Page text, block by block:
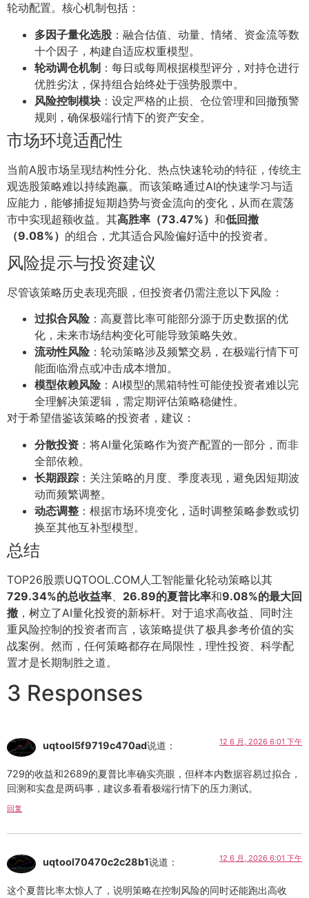
轮动配置。核心机制包括：
多因子量化选股 ：融合估值、动量、情绪、资金流等数
十个因子，构建自适应权重模型。
轮动调仓机制 ：每日或每周根据模型评分，对持仓进行
优胜劣汰，保持组合始终处于强势股票中。
风险控制模块 ：设定严格的止损、仓位管理和回撤预警
规则，确保极端行情下的资产安全。
市场环境适配性
当前A股市场呈现结构性分化、热点快速轮动的特征，传统主
观选股策略难以持续跑赢。而该策略通过AI的快速学习与适
应能力，能够捕捉短期趋势与资金流向的变化，从而在震荡
市中实现超额收益。其高胜率（73.47%） 和低回撤
（9.08%） 的组合，尤其适合风险偏好适中的投资者。
风险提示与投资建议
尽管该策略历史表现亮眼，但投资者仍需注意以下风险：
过拟合风险：高夏普比率可能部分源于历史数据的优
化，未来市场结构变化可能导致策略失效。
流动性风险：轮动策略涉及频繁交易，在极端行情下可
能面临滑点或冲击成本增加。
模型依赖风险：AI模型的黑箱特性可能使投资者难以完
全理解决策逻辑，需定期评估策略稳健性。
对于希望借鉴该策略的投资者，建议：
分散投资 ：将AI量化策略作为资产配置的一部分，而非
全部依赖。
长期跟踪 ：关注策略的月度、季度表现，避免因短期波
动而频繁调整。
动态调整 ：根据市场环境变化，适时调整策略参数或切
换至其他互补型模型。
总结
TOP26股票UQTOOL.COM人工智能量化轮动策略以其
729.34%的总收益率
26.89的夏普比率和9.08%的最大回
撤 ，树立了AI量化投资的新标杆。对于追求高收益、同时注
重风险控制的投资者而言，该策略提供了极具参考价值的实
战案例。然而，任何策略都存在局限性，理性投资、科学配
置才是长期制胜之道。
3 Responses
uqtool5f9719c470ad说道： 12 6 月, 2026 6:01 下午
729的收益和2689的夏普比率确实亮眼，但样本内数据容易过拟合，
回测和实盘是两码事，建议多看看极端行情下的压力测试。
回复
uqtool70470c2c28b1说道： 12 6 月, 2026 6:01 下午
这个夏普比率太惊人了，说明策略在控制风险的同时还能跑出高收